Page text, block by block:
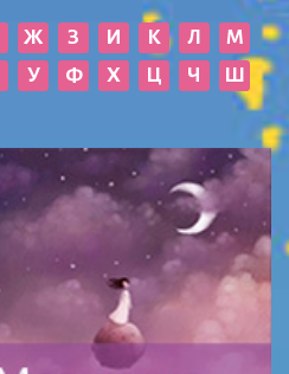
Ж З И К Л
М
У Ф Х Ц Ч
Ш